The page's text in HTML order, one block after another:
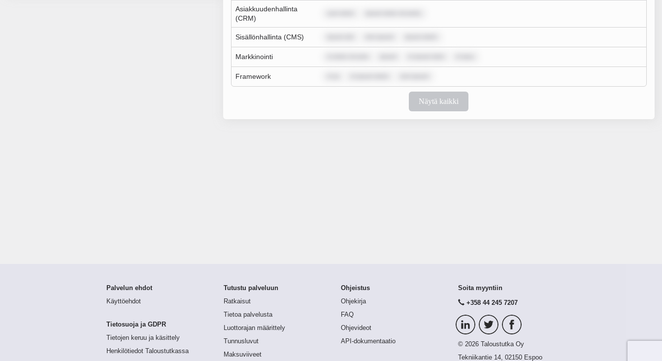
Asiakkuudenhallinta
(CRM)
Sisällönhallinta (CMS)
Markkinointi
Framework
Näytä kaikki
Palvelun ehdot
Käyttöehdot
Tietosuoja ja GDPR
Tietojen keruu ja käsittely
Henkilötiedot Taloustutkassa
Tutustu palveluun
Ratkaisut
Tietoa palvelusta
Luottorajan määrittely
Tunnusluvut
Maksuviiveet
Ohjeistus
Ohjekirja
FAQ
Ohjevideot
API-dokumentaatio
Soita myyntiin
+358 44 245 7207
© 2026 Taloustutka Oy
Tekniikantie 14, 02150 Espoo